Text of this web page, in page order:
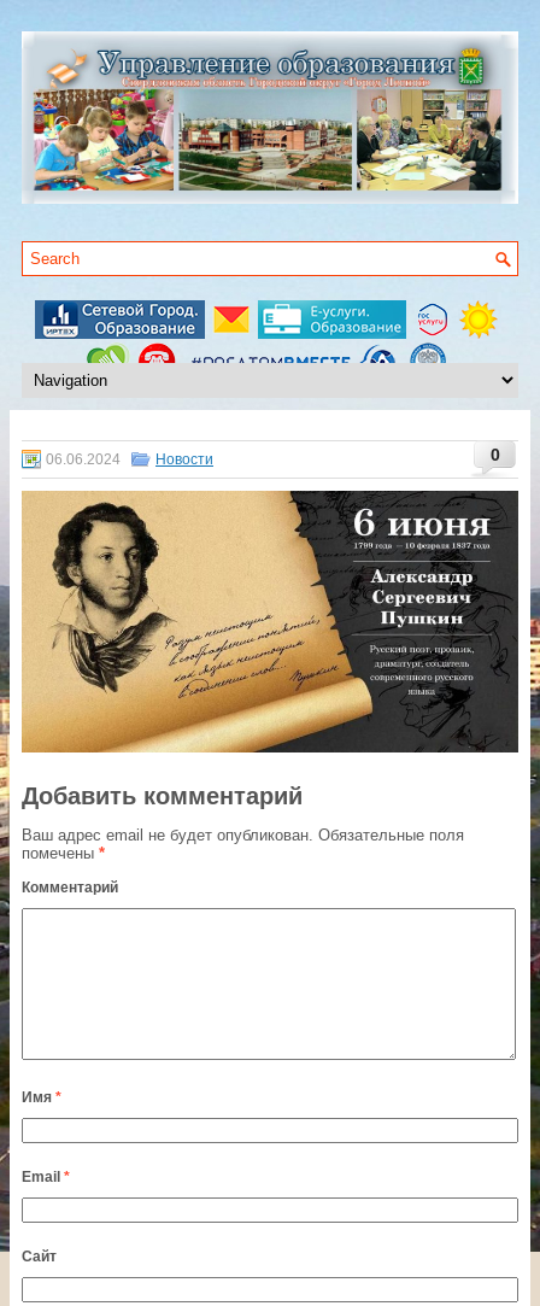
0
06.06.2024 Новости
Добавить комментарий
Ваш адрес email не будет опубликован. Обязательные поля
помечены *
Комментарий
Имя *
Email *
Сайт